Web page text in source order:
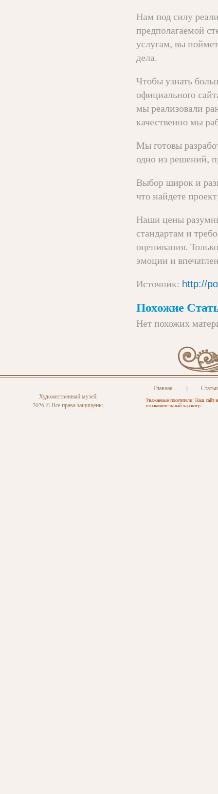
Нам под силу
предполагаемой
услугам, вы
дела.
Чтобы узнать
официального
мы реализовали
качественно мы
Мы готовы
одно из решений,
Выбор широк и
что найдете
Наши цены
стандартам и
оценивания.
эмоции и
Источник: http://
Похожие
Нет похожих
Художественный музей.
2026 © Все права защищены.
Главная | Статьи
Уважаемые посетители! Наш сайт
ознакомительный характер.